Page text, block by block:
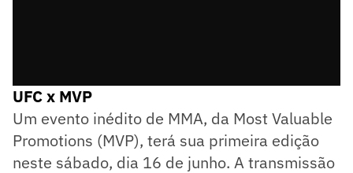
UFC x MVP
Um evento inédito de MMA, da Most Valuable
Promotions (MVP), terá sua primeira edição
neste sábado, dia 16 de junho. A transmissão